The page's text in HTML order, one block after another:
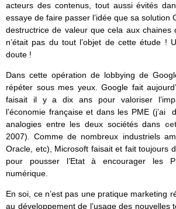
acteurs des contenus, tout aussi évités
essaye de faire passer l’idée que sa solution
destructrice de valeur que cela aux chaines
n’était pas du tout l’objet de cette étude !
doute !
Dans cette opération de lobbying de
répéter sous mes yeux. Google fait
faisait il y a dix ans pour valoriser
l’économie française et dans les PME (j’ai
analogies entre les deux sociétés dans
2007). Comme de nombreux industriels
Oracle, etc), Microsoft faisait et fait toujours
pour pousser l’Etat à encourager les
numérique.
En soi, ce n’est pas une pratique marketing
au développement de l’usage des nouvelles